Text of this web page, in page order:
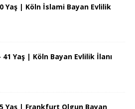
Yaş | Köln İslami Bayan Evlilik
41 Yaş | Köln Bayan Evlilik İlanı
Yaş | Frankfurt Olgun Bayan